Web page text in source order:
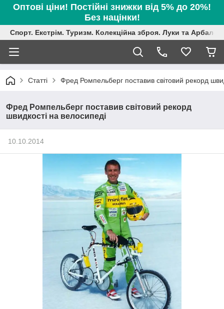
Оптові ціни! Постійні знижки від 5% до 20%!
Без націнки!
Спорт. Екстрім. Туризм. Колекційна зброя. Луки та
Статті Фред Ромпельберг поставив світовий рекорд
Фред Ромпельберг поставив світовий рекорд
швидкості на велосипеді
10.10.2014